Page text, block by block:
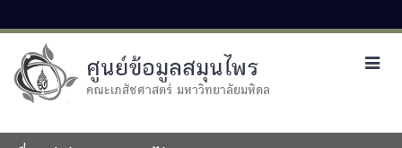
ศูนย์ข้อมูลสมุนไพร
คณะเภสัชศาสตร์ มหาวิทยาลัยมหิดล